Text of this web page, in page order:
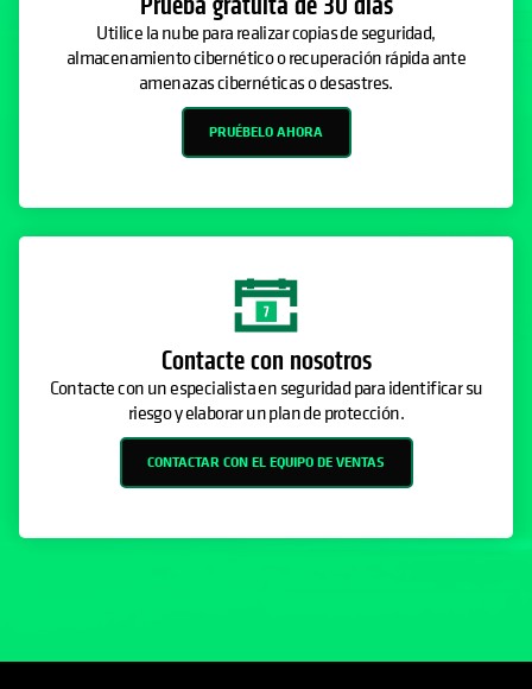
Utilice la nube para realizar copias de seguridad,
almacenamiento cibernético o recuperación rápida ante
amenazas cibernéticas o desastres.
PRUÉBELO AHORA
Contacte con nosotros
Contacte con un especialista en seguridad para identificar su
riesgo y elaborar un plan de protección.
CONTACTAR CON EL EQUIPO DE VENTAS